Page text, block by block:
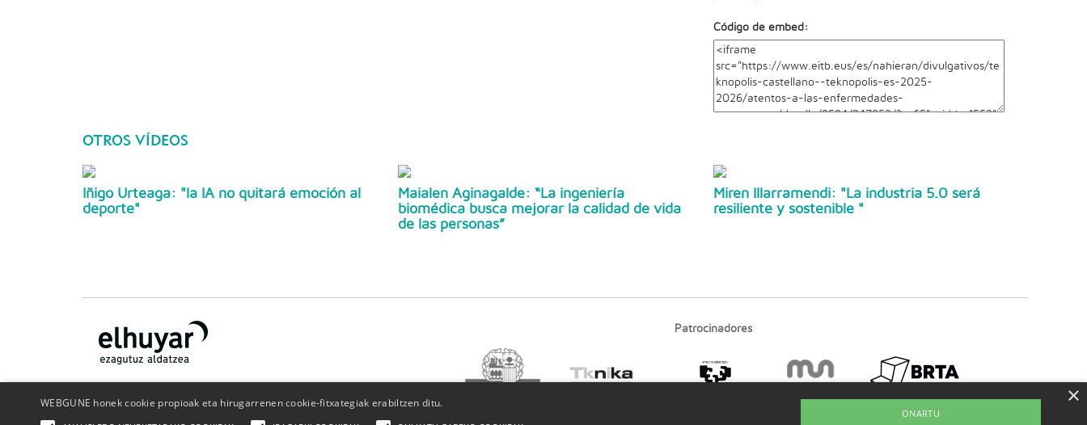
Código de embed:
OTROS VÍDEOS
Iñigo Urteaga: "la IA no quitará emoción al
deporte"
Maialen Aginagalde: “La ingeniería
biomédica busca mejorar la calidad de vida
de las personas”
Miren Illarramendi: "La industria 5.0 será
resiliente y sostenible "
¿Quiénes somos? Contacto Publicidad Politica de
Patrocinadores
WEBGUNE honek cookie propioak eta hirugarrenen cookie-fitxategiak erabiltzen ditu.
ONARTU
×